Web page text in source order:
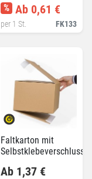
FK133
% Ab 0,61 €
per 1 St.
Faltkarton mit
Selbstklebeverschluss
Ab 1,37 €